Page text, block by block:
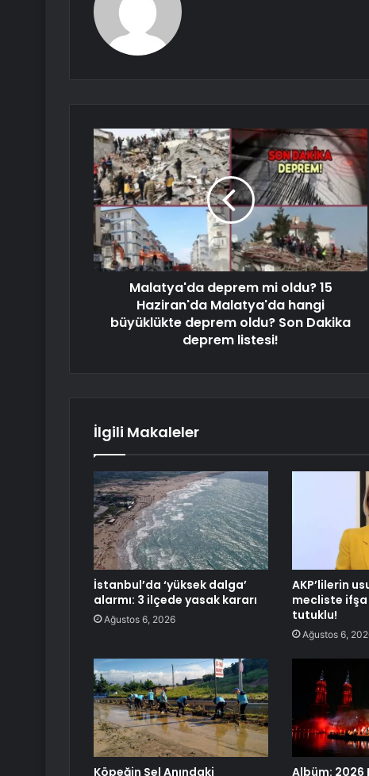
Malatya'da deprem mi oldu? 15
Haziran'da Malatya'da hangi
büyüklükte deprem oldu? Son Dakika
deprem listesi!
İlgili Makaleler
İstanbul’da ‘yüksek dalga’
alarmı: 3 ilçede yasak kararı
Ağustos 6, 2026
AKP’lilerin
mecliste
tutuklu!
Ağustos 6,
Köpeğin Sel Anındaki
Albüm: 2026